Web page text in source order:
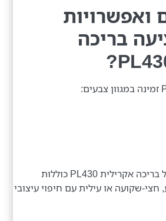
ואפשרויות
בריכה
אפשרויות ההתקנה של בריכה אקרילית PL430 כוללות
שקועה או עילית עם חיפוי עיצובי